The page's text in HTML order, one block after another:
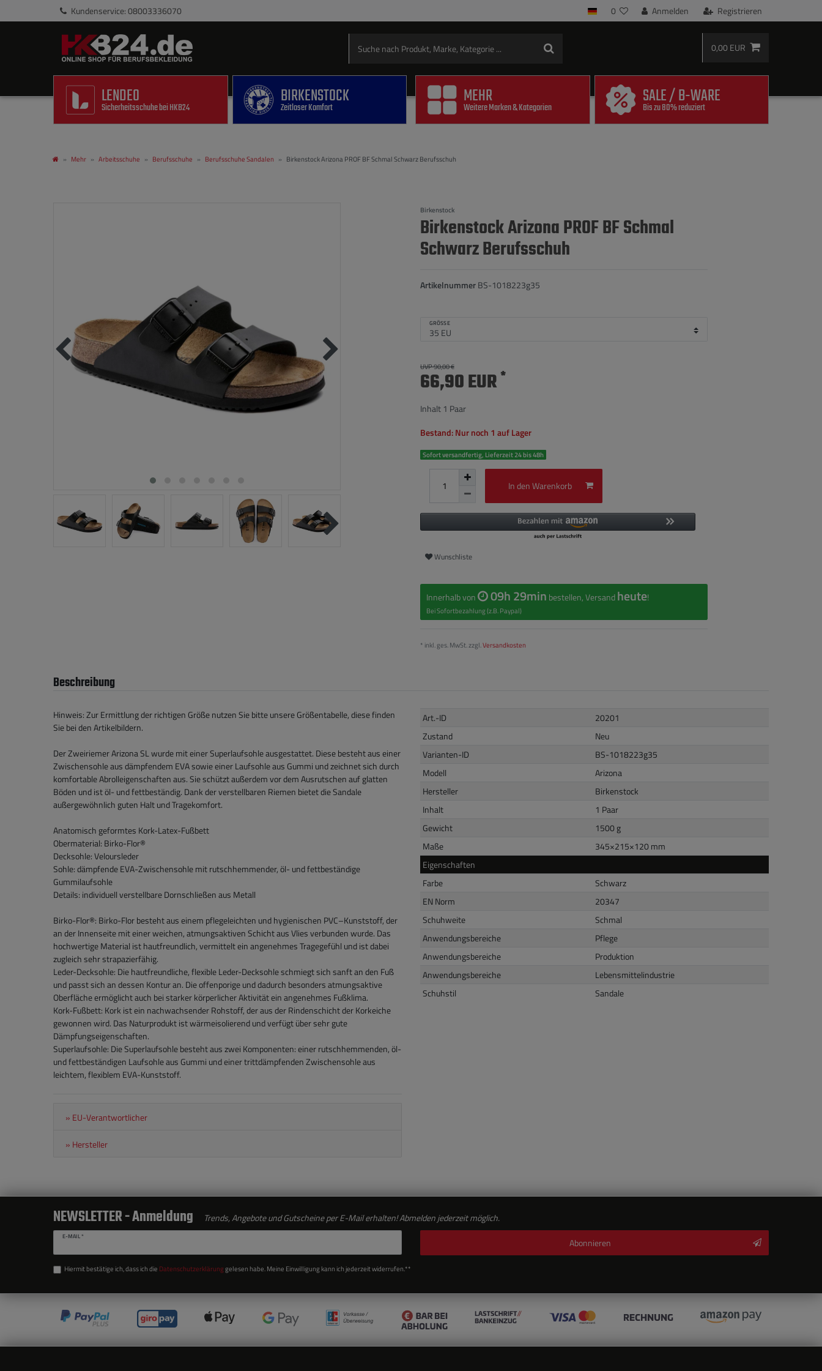
Kundenservice: 08003336070 Anmelden Registrieren
0
0,00 EUR
LENDEO
Sicherheitsschuhe bei HKB24 BIRKENSTOCK
Zeitloser Komfort MEHR
Weitere Marken & Kategorien SALE / B-WARE
Bis zu 80% reduziert
Mehr Arbeitsschuhe Berufsschuhe Berufsschuhe Sandalen Birkenstock Arizona PROF BF Schmal Schwarz Berufsschuh
Birkenstock
Birkenstock Arizona PROF BF Schmal
Schwarz Berufsschuh
ArtikelnummerBS-1018223g35
GRÖSSE
UVP 90,00 €
66,90 EUR*
Inhalt 1 Paar
Bestand: Nur noch 1 auf Lager
Sofort versandfertig, Lieferzeit 24 bis 48h
In den Warenkorb
Wunschliste
Innerhalb von 09h 29min bestellen, Versandheute!
Bei Sofortbezahlung (z.B. Paypal)
* inkl. ges. MwSt. zzgl.Versandkosten
Beschreibung
Hinweis: Zur Ermittlung der richtigen Größe nutzen Sie bitte unsere Größentabelle, diese finden
Sie bei den Artikelbildern.
Der Zweiriemer Arizona SL wurde mit einer Superlaufsohle ausgestattet. Diese besteht aus einer
Zwischensohle aus dämpfendem EVA sowie einer Laufsohle aus Gummi und zeichnet sich durch
komfortable Abrolleigenschaften aus. Sie schützt außerdem vor dem Ausrutschen auf glatten
Böden und ist öl- und fettbeständig. Dank der verstellbaren Riemen bietet die Sandale
außergewöhnlich guten Halt und Tragekomfort.
Anatomisch geformtes Kork-Latex-Fußbett
Obermaterial: Birko-Flor®
Decksohle: Veloursleder
Sohle: dämpfende EVA-Zwischensohle mit rutschhemmender, öl- und fettbeständige
Gummilaufsohle
Details: individuell verstellbare Dornschließen aus Metall
Birko-Flor®: Birko-Flor besteht aus einem pflegeleichten und hygienischen PVC–Kunststoff, der
an der Innenseite mit einer weichen, atmungsaktiven Schicht aus Vlies verbunden wurde. Das
hochwertige Material ist hautfreundlich, vermittelt ein angenehmes Tragegefühl und ist dabei
zugleich sehr strapazierfähig.
Leder-Decksohle: Die hautfreundliche, flexible Leder-Decksohle schmiegt sich sanft an den Fuß
und passt sich an dessen Kontur an. Die offenporige und dadurch besonders atmungsaktive
Oberfläche ermöglicht auch bei starker körperlicher Aktivität ein angenehmes Fußklima.
Kork-Fußbett: Kork ist ein nachwachsender Rohstoff, der aus der Rindenschicht der Korkeiche
gewonnen wird. Das Naturprodukt ist wärmeisolierend und verfügt über sehr gute
Dämpfungseigenschaften.
Superlaufsohle: Die Superlaufsohle besteht aus zwei Komponenten: einer rutschhemmenden, öl-
und fettbeständigen Laufsohle aus Gummi und einer trittdämpfenden Zwischensohle aus
leichtem, flexiblem EVA-Kunststoff.
» EU-Verantwortlicher
» Hersteller
Art.-ID
20201
Zustand
Neu
Varianten-ID
BS-1018223g35
Modell
Arizona
Hersteller
Birkenstock
Inhalt
1 Paar
Gewicht
1500 g
Maße
345×215×120mm
Eigenschaften
Farbe
Schwarz
EN Norm
20347
Schuhweite
Schmal
Anwendungsbereiche
Pflege
Anwendungsbereiche
Produktion
Anwendungsbereiche
Lebensmittelindustrie
Schuhstil
Sandale
NEWSLETTER - Anmeldung Trends, Angebote und Gutscheine per E-Mail erhalten! Abmelden jederzeit möglich.
E-MAIL *
Hiermit bestätige ich, dass ich die Daten­schutz­erklärunggelesen habe. Meine Einwilligung kann ich jederzeit widerrufen.**
Abonnieren